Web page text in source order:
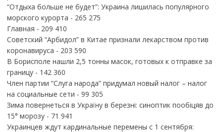
“Отдыха больше не будет”: Украина лишилась популярного
морского курорта - 265 275
Главная - 209 410
Советский “Арбидол” в Китае признали лекарством против
коронавируса - 203 590
В Борисполе нашли 2,5 тонны масок, готовых к отправке за
границу- 142 360
Член партии “Слуга народа” придумал новый налог – налог
на социальные сети - 99 305
Зима повернеться в Україну в березні: синоптик пообіцяв до
15° морозу- 71 941
Украинцев ждут кардинальные перемены с 1 сентября: